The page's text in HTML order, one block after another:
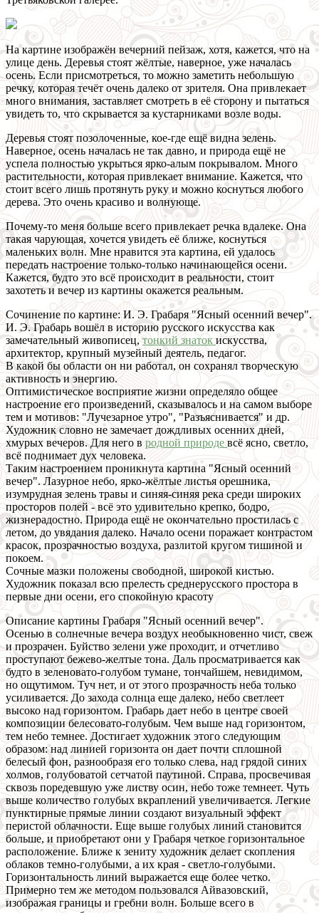
На картине изображён вечерний пейзаж, хотя, кажется, что на
улице день. Деревья стоят жёлтые, наверное, уже началась
осень. Если присмотреться, то можно заметить небольшую
речку, которая течёт очень далеко от зрителя. Она привлекает
много внимания, заставляет смотреть в её сторону и пытаться
увидеть то, что скрывается за кустарниками возле воды.
Деревья стоят позолоченные, кое-где ещё видна зелень.
Наверное, осень началась не так давно, и природа ещё не
успела полностью укрыться ярко-алым покрывалом. Много
растительности, которая привлекает внимание. Кажется, что
стоит всего лишь протянуть руку и можно коснуться любого
дерева. Это очень красиво и волнующе.
Почему-то меня больше всего привлекает речка вдалеке. Она
такая чарующая, хочется увидеть её ближе, коснуться
маленьких волн. Мне нравится эта картина, ей удалось
передать настроение только-только начинающейся осени.
Кажется, будто это всё происходит в реальности, стоит
захотеть и вечер из картины окажется реальным.
Сочинение по картине: И. Э. Грабаря "Ясный осенний вечер".
И. Э. Грабарь вошёл в историю русского искусства как
замечательный живописец, тонкий знатокискусства,
архитектор, крупный музейный деятель, педагог.
В какой бы области он ни работал, он сохранял творческую
активность и энергию.
Оптимистическое восприятие жизни определяло общее
настроение его произведений, сказывалось и на самом выборе
тем и мотивов: "Лучезарное утро", "Разъяснивается" и др.
Художник словно не замечает дождливых осенних дней,
хмурых вечеров. Для него в родной природевсё ясно, светло,
всё поднимает дух человека.
Таким настроением проникнута картина "Ясный осенний
вечер". Лазурное небо, ярко-жёлтые листья орешника,
изумрудная зелень травы и синяя-синяя река среди широких
просторов полей - всё это удивительно крепко, бодро,
жизнерадостно. Природа ещё не окончательно простилась с
летом, до увядания далеко. Начало осени поражает контрастом
красок, прозрачностью воздуха, разлитой кругом тишиной и
покоем.
Сочные мазки положены свободной, широкой кистью.
Художник показал всю прелесть среднерусского простора в
первые дни осени, его спокойную красоту
Описание картины Грабаря "Ясный осенний вечер".
Осенью в солнечные вечера воздух необыкновенно чист, свеж
и прозрачен. Буйство зелени уже проходит, и отчетливо
проступают бежево-желтые тона. Даль просматривается как
будто в зеленовато-голубом тумане, тончайшем, невидимом,
но ощутимом. Туч нет, и от этого прозрачность неба только
усиливается. До захода солнца еще далеко, небо светлеет
высоко над горизонтом. Грабарь дает небо в центре своей
композиции белесовато-голубым. Чем выше над горизонтом,
тем небо темнее. Достигает художник этого следующим
образом: над линией горизонта он дает почти сплошной
белесый фон, разнообразя его только слева, над грядой синих
холмов, голубоватой сетчатой паутиной. Справа, просвечивая
сквозь поредевшую уже листву осин, небо тоже темнеет. Чуть
выше количество голубых вкраплений увеличивается. Легкие
пунктирные прямые линии создают визуальный эффект
перистой облачности. Еще выше голубых линий становится
больше, и приобретают они у Грабаря четкое горизонтальное
расположение. Ближе к зениту художник делает скопления
облаков темно-голубыми, а их края - светло-голубыми.
Горизонтальность линий выражается еще более четко.
Примерно тем же методом пользовался Айвазовский,
изображая границы и гребни волн. Больше всего в